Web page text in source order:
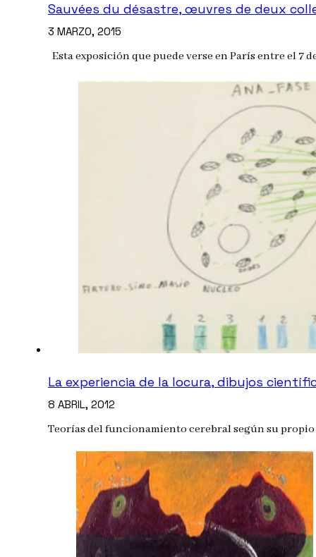
Sauvées du désastre, œuvres de deux
3 MARZO, 2015
Esta exposición que puede verse en París entre el 7
La experiencia de la locura, dibujos
8 ABRIL, 2012
Teorías del funcionamiento cerebral según su